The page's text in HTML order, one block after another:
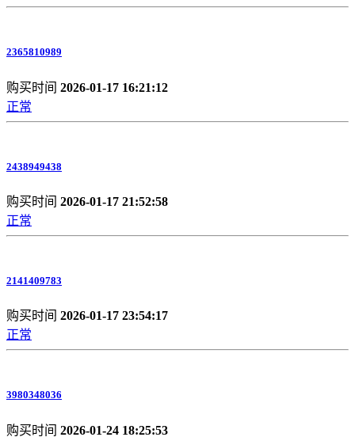
2365810989
购买时间 2026-01-17 16:21:12
正常
2438949438
购买时间 2026-01-17 21:52:58
正常
2141409783
购买时间 2026-01-17 23:54:17
正常
3980348036
购买时间 2026-01-24 18:25:53